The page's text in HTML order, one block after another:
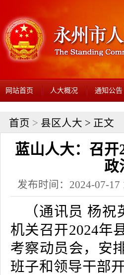
网站首页 人大概况 通知公告
首页 > 县区人大 > 正文
蓝山人大：召开
政
发布时间：2024-07-
（通讯员 杨
机关召开2024年
考察动员会，安
班子和领导干部